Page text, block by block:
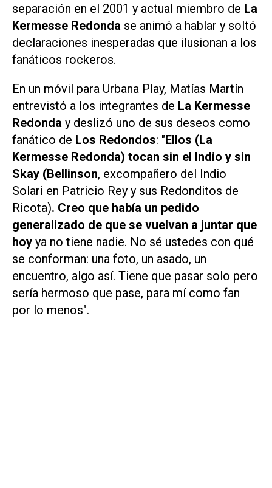
separación en el 2001 y actual miembro de La
Kermesse Redonda se animó a hablar y soltó
declaraciones inesperadas que ilusionan a los
fanáticos rockeros.
En un móvil para Urbana Play, Matías Martín
entrevistó a los integrantes de La Kermesse
Redonda y deslizó uno de sus deseos como
fanático de Los Redondos: "Ellos (La
Kermesse Redonda) tocan sin el Indio y sin
Skay (Bellinson, excompañero del Indio
Solari en Patricio Rey y sus Redonditos de
Ricota). Creo que había un pedido
generalizado de que se vuelvan a juntar que
hoy ya no tiene nadie. No sé ustedes con qué
se conforman: una foto, un asado, un
encuentro, algo así. Tiene que pasar solo pero
sería hermoso que pase, para mí como fan
por lo menos".